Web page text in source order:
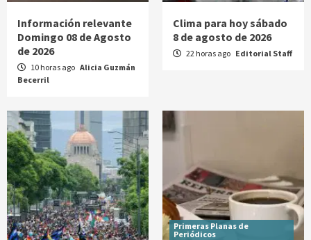
Información relevante
Domingo 08 de Agosto
de 2026
10 horas ago Alicia Guzmán
Becerril
Clima para hoy sábado
8 de agosto de 2026
22 horas ago Editorial Staff
Primeras Planas de
Periódicos